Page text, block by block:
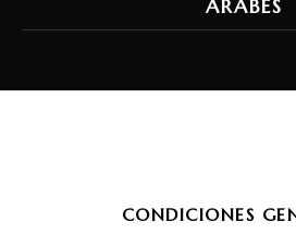
ÁRABES
CONDICIONES